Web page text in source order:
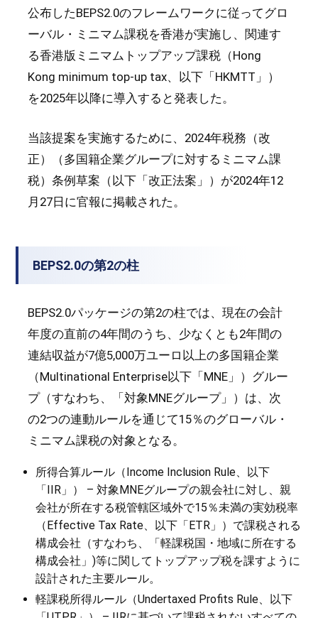
公布したBEPS2.0のフレームワークに従ってグロ
ーバル・ミニマム課税を香港が実施し、関連す
る香港版ミニマムトップアップ課税（Hong
Kong minimum top-up tax、以下「HKMTT」）
を2025年以降に導入すると発表した。
当該提案を実施するために、2024年税務（改
正）（多国籍企業グループに対するミニマム課
税）条例草案（以下「改正法案」）が2024年12
月27日に官報に掲載された。
BEPS2.0の第2の柱
BEPS2.0パッケージの第2の柱では、現在の会計
年度の直前の4年間のうち、少なくとも2年間の
連結収益が7億5,000万ユーロ以上の多国籍企業
（Multinational Enterprise以下「MNE」）グルー
プ（すなわち、「対象MNEグループ」）は、次
の2つの連動ルールを通じて15％のグローバル・
ミニマム課税の対象となる。
所得合算ルール（Income Inclusion Rule、以下
「IIR」） – 対象MNEグループの親会社に対し、親
会社が所在する税管轄区域外で15％未満の実効税率
（Effective Tax Rate、以下「ETR」）で課税される
構成会社（すなわち、「軽課税国・地域に所在する
構成会社」)等に関してトップアップ税を課すように
設計された主要ルール。
軽課税所得ルール（Undertaxed Profits Rule、以下